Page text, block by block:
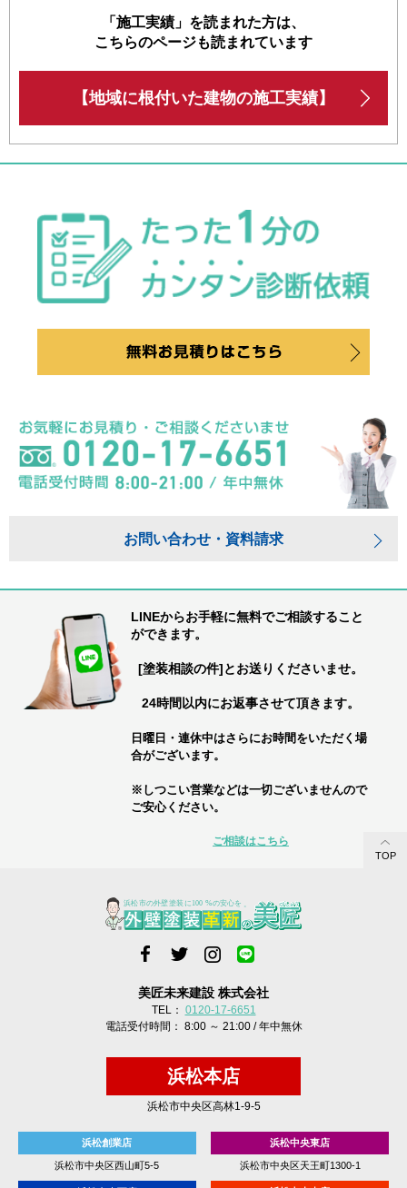
「施工実績」を読まれた方は、
こちらのページも読まれています
【地域に根付いた建物の施工実績】
お問い合わせ・資料請求
LINEからお手軽に無料でご相談すること
ができます。
[塗装相談の件]とお送りくださいませ。
24時間以内にお返事させて頂きます。
日曜日・連休中はさらにお時間をいただく場
合がございます。
※しつこい営業などは一切ございませんので
ご安心ください。
ご相談はこちら
TOP
美匠未来建設 株式会社
TEL： 0120-17-6651
電話受付時間： 8:00 ～ 21:00 / 年中無休
浜松本店
浜松市中央区高林1-9-5
浜松創業店
浜松市中央区西山町5-5
浜松中央東店
浜松市中央区天王町1300-1